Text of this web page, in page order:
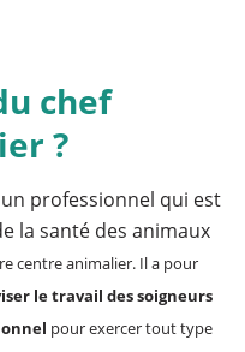
chef
?
professionnel qui est
la santé des animaux
centre animalier. Il a pour
le travail des soigneurs
pour exercer tout type